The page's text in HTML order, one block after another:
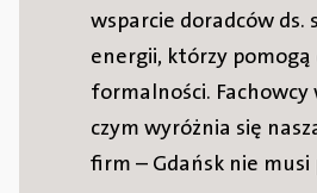
wsparcie doradców ds.
energii, którzy pomogą
formalności. Fachowcy
czym wyróżnia się
firm – Gdańsk nie musi